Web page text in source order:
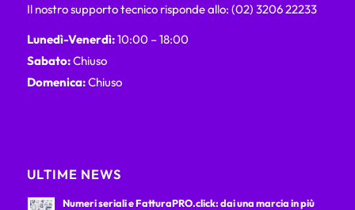
Il nostro supporto tecnico risponde allo: (02) 3206 22233
Lunedì-Venerdì:10:00 – 18:00
Sabato:Chiuso
Domenica:Chiuso
ULTIME NEWS
Numeri seriali e FatturaPRO.click: dai una marcia in più